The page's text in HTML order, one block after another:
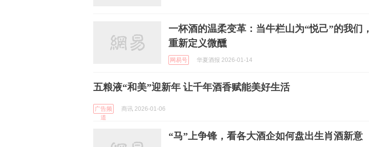
一杯酒的温柔变革：当牛栏山为“悦己”的我们，
重新定义微醺
网易号 华夏酒报 2026-01-14
五粮液“和美”迎新年 让千年酒香赋能美好生活
广告频
道
商讯 2026-01-06
“马”上争锋，看各大酒企如何盘出生肖酒新意